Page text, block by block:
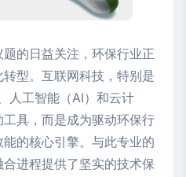
的日益关注，环保行业正
型。互联网科技，特别是
人工智能（AI）和云计
具，而是成为驱动环保行
的核心引擎。与此专业的
进程提供了坚实的技术保